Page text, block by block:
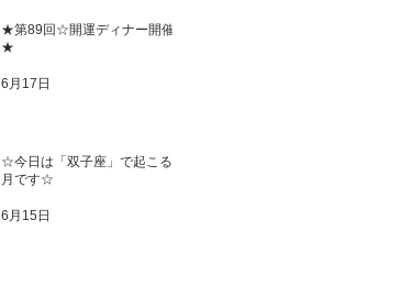
★第89回☆開運ディナー開催
★
6月17日
☆今日は「双子座」で起こる新
月です☆
6月15日